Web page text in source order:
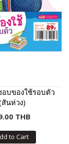
บของใช้รอบตัว
นห่วง)
THB
to Cart